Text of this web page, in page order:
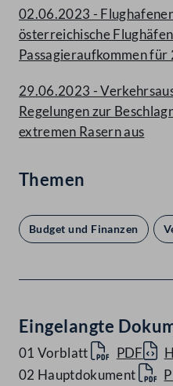
02.06.2023 -
österreichische
Passagieraufkommen
29.06.2023 -
Regelungen zur
extremen Rasern aus
Themen
Budget und Finanzen
Eingelangte
01 Vorblatt PDF
02 Hauptdokument